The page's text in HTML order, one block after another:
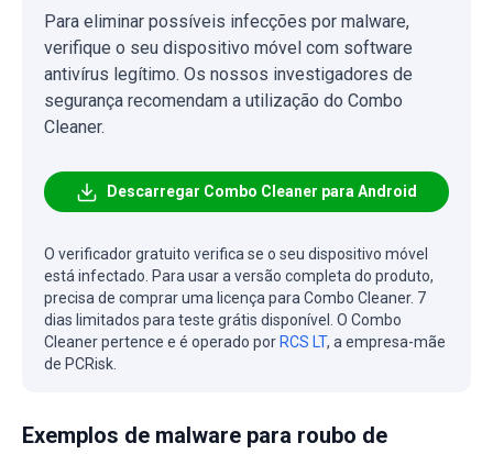
Para eliminar possíveis infecções por malware,
verifique o seu dispositivo móvel com software
antivírus legítimo. Os nossos investigadores de
segurança recomendam a utilização do Combo
Cleaner.
Descarregar Combo Cleaner para Android
O verificador gratuito verifica se o seu dispositivo móvel
está infectado. Para usar a versão completa do produto,
precisa de comprar uma licença para Combo Cleaner. 7
dias limitados para teste grátis disponível. O Combo
Cleaner pertence e é operado por RCS LT, a empresa-mãe
de PCRisk.
Exemplos de malware para roubo de